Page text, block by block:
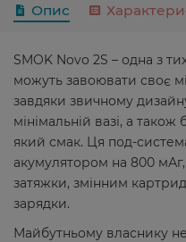
Опис
SMOK Novo 2S – одна з
можуть завоювати своє
завдяки звичному
мінімальній вазі, а також
який смак. Ця под-
акумулятором на 800
затяжки, змінним
зарядки.
Майбутньому власнику